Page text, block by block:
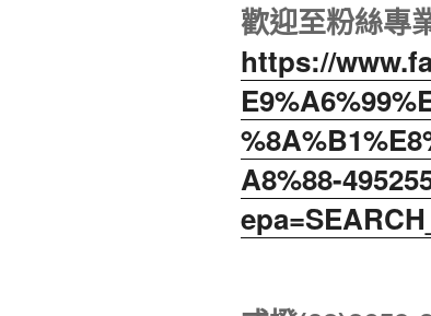
歡迎至粉絲專
https://
A8%88-